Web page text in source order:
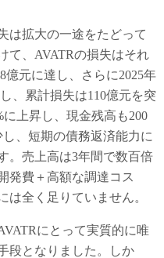
は拡大の一途をたどって
て、AVATRの損失はそれ
億元に達し、さらに2025年
、累計損失は110億元を突
上昇し、現金残高も200
、短期の債務返済能力に
。売上高は3年間で数百倍
発費＋高額な調達コス
は全く足りていません。
にとって実質的に唯
段となりました。しか